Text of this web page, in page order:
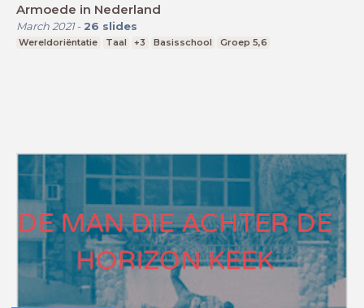
Armoede in Nederland
March 2021- 26 slides
Wereldoriëntatie Taal +3 Basisschool Groep 5,6